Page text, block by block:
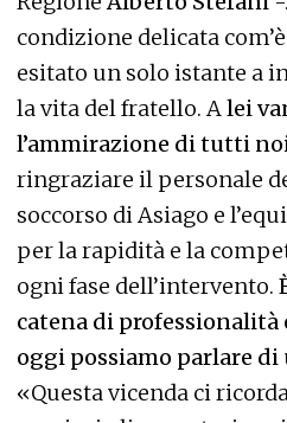
condizione delicata
esitato un solo istante a
la vita del fratello. Alei
l’ammirazione di tutti
ringraziare il personale
soccorso di Asiago e
per la rapidità e la
ogni fase dell’intervento.
catena di professionalità
oggi possiamo parlare di
«Questa vicenda ci